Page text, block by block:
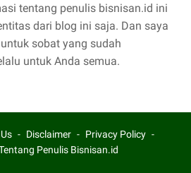
tentang penulis bisnisan.id ini
dari blog ini saja. Dan saya
sobat yang sudah
untuk Anda semua.
Disclaimer
Privacy Policy
Penulis Bisnisan.id